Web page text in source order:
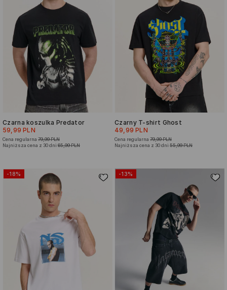
Czarna koszulka Predator
59,99 PLN
Cena regularna 79,99 PLN
Najniższa cena z 30 dni 65,99 PLN
Czarny T-shirt Ghost
49,99 PLN
Cena regularna 79,99 PLN
Najniższa cena z 30 dni 55,99 PLN
-18% -13%